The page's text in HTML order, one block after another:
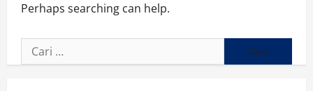
Perhaps searching can help.
Cari
untuk: